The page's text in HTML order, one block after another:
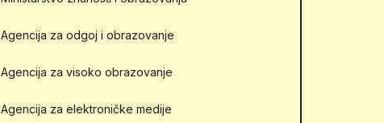
Agencija za odgoj i obrazovanje
Agencija za visoko obrazovanje
Agencija za elektroničke medije